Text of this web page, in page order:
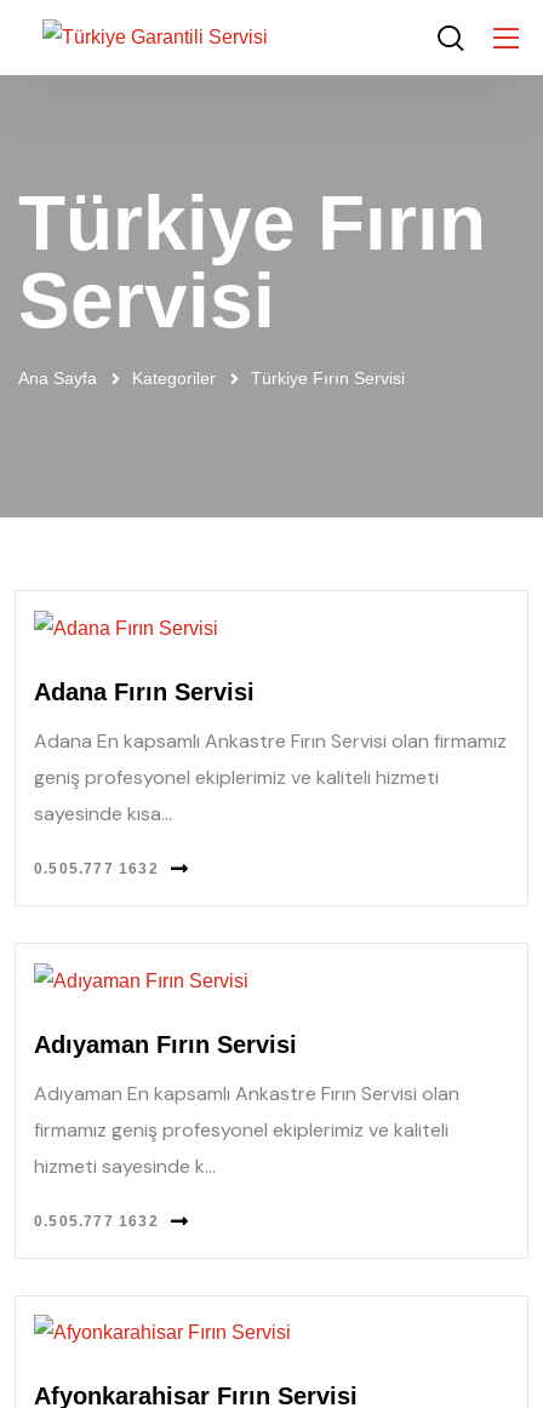
Türkiye Fırın
Servisi
Ana Sayfa Kategoriler Türkiye Fırın Servisi
Adana Fırın Servisi
Adana En kapsamlı Ankastre Fırın Servisi olan firmamız
geniş profesyonel ekiplerimiz ve kaliteli hizmeti
sayesinde kısa...
0.505.777 1632
Adıyaman Fırın Servisi
Adıyaman En kapsamlı Ankastre Fırın Servisi olan
firmamız geniş profesyonel ekiplerimiz ve kaliteli
hizmeti sayesinde k...
0.505.777 1632
Afyonkarahisar Fırın Servisi